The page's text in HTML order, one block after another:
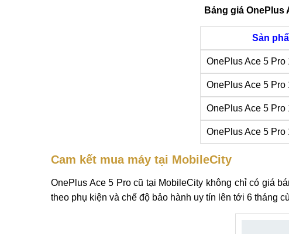
Bảng giá OnePlus
Sản
OnePlus Ace 5 Pro
OnePlus Ace 5 Pro
OnePlus Ace 5 Pro
OnePlus Ace 5 Pro
Cam kết mua máy tại MobileCity
OnePlus Ace 5 Pro cũ tại MobileCity không chỉ có giá
theo phụ kiện và chế độ bảo hành uy tín lên tới 6 tháng